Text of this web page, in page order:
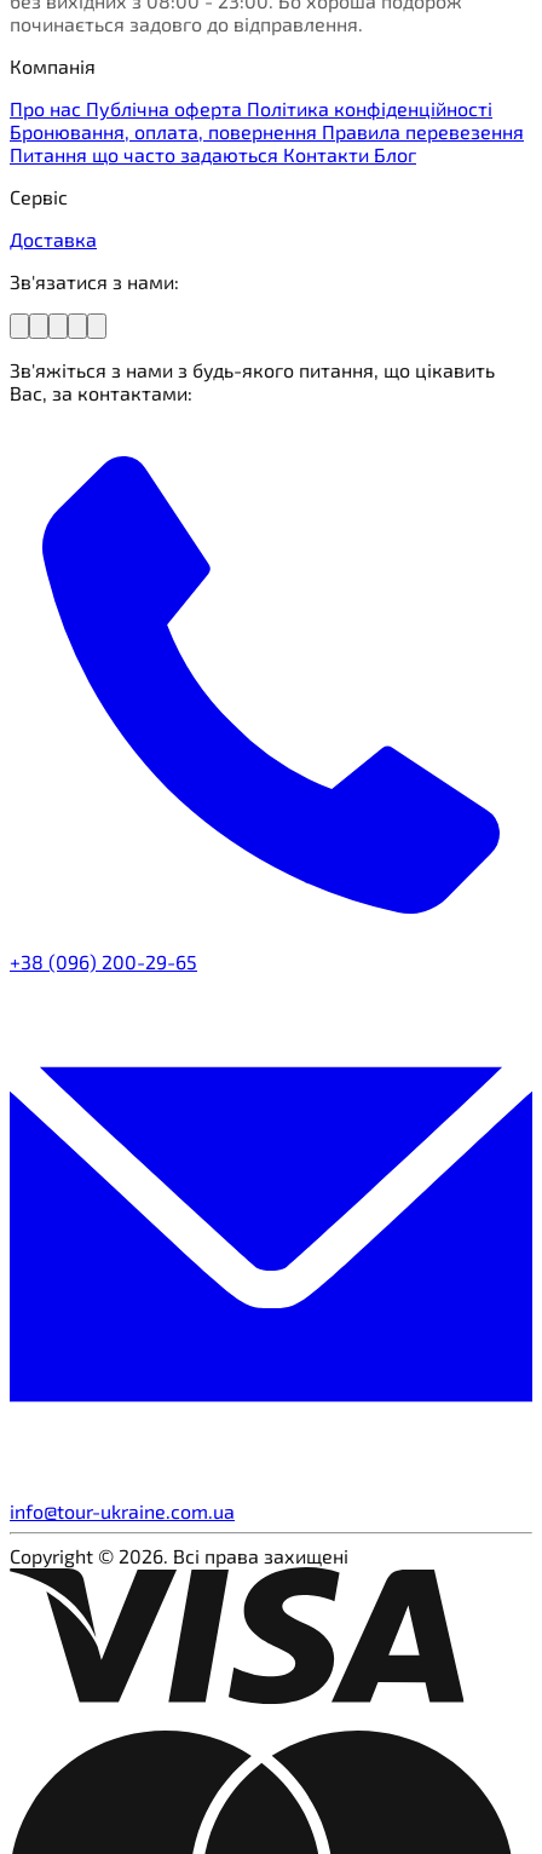
починається задовго до відправлення.
Компанія
Про нас Публічна оферта Політика конфіденційності
Бронювання, оплата, повернення Правила перевезення
Питання що часто задаються Контакти Блог
Сервіс
Доставка
Зв'язатися з нами:
Зв'яжіться з нами з будь-якого питання, що цікавить
Вас, за контактами:
+38 (096) 200-29-65
info@tour-ukraine.com.ua
Copyright © 2026. Всі права захищені